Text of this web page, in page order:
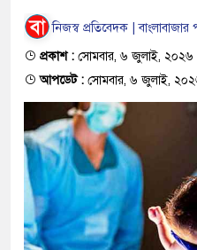
নিজস্ব প্রতিবেদক | বাংলাবাজার
প্রকাশ : সোমবার, ৬ জুলাই, ২০২৬
আপডেট : সোমবার, ৬ জুলাই,